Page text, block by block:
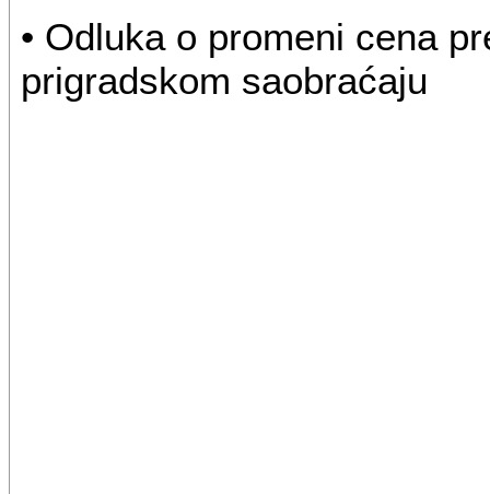
• Odluka o promeni cena
prigradskom saobraćaju